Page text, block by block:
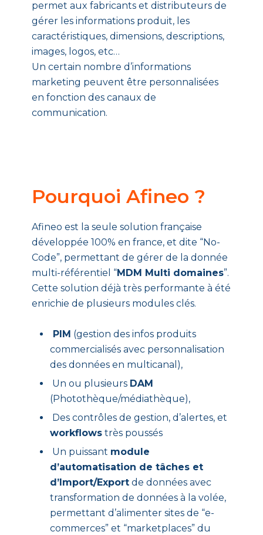
permet aux fabricants et distributeurs de
gérer les informations produit, les
caractéristiques, dimensions, descriptions,
images, logos, etc…
Un certain nombre d’informations
marketing peuvent être personnalisées
en fonction des canaux de
communication.
Pourquoi Afineo ?
Afineo est la seule solution française
développée 100% en france, et dite “No-
Code”, permettant de gérer de la donnée
multi-référentiel “MDM Multi domaines”.
Cette solution déjà très performante à été
enrichie de plusieurs modules clés.
PIM (gestion des infos produits
commercialisés avec personnalisation
des données en multicanal),
Un ou plusieurs DAM
(Photothèque/médiathèque),
Des contrôles de gestion, d’alertes, et
workflowstrès poussés
Un puissant module
d’automatisation de tâches et
d’Import/Exportde données avec
transformation de données à la volée,
permettant d’alimenter sites de “e-
commerces” et “marketplaces” du